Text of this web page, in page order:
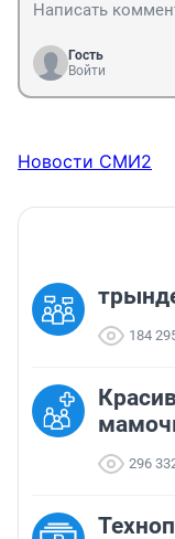
Гость
Войти
Новости СМИ2
184
296